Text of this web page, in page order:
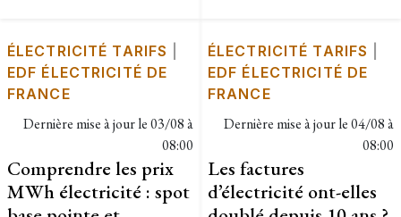
ÉLECTRICITÉ TARIFS
EDF ÉLECTRICITÉ DE
FRANCE
Dernière mise à jour le03/08 à
08:00
Comprendre les prix
MWh électricité : spot
ÉLECTRICITÉ TARIFS
EDF ÉLECTRICITÉ DE
FRANCE
Dernière mise à jour le04/08 à
08:00
Les factures
d’électricité ont-elles